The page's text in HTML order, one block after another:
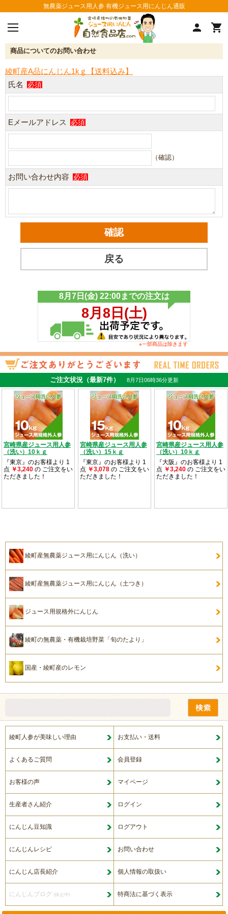
無農薬ジュース用人参 有機ジュース用にんじん通販
商品についてのお問い合わせ
綾町産A品にんじん1kｇ【送料込み】
氏名
必須
Eメールアドレス 必須
（確認）
お問い合わせ内容 必須
※一部商品は除きます
綾町産無農薬ジュース用にんじん（洗い）
綾町産無農薬ジュース用にんじん（土つき）
ジュース用規格外にんじん
綾町の無農薬・有機栽培野菜「旬のたより」
国産・綾町産のレモン
綾町人参が美味しい理由 お支払い・送料
よくあるご質問 会員登録
お客様の声 マイページ
生産者さん紹介 ログイン
にんじん豆知識 ログアウト
にんじんレシピ お問い合わせ
にんじん店長紹介 個人情報の取扱い
にんじんブログ (休止中) 特商法に基づく表示